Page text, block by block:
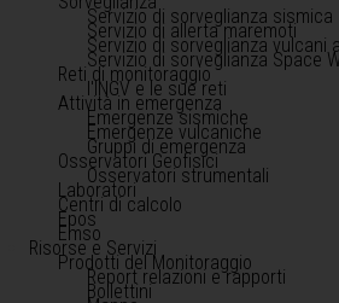
Servizio di sorveglianza sismica
Servizio di allerta maremoti
Servizio di sorveglianza vulcani
Servizio di sorveglianza Space
Reti di monitoraggio
l'INGV e le sue reti
Attività in emergenza
Emergenze sismiche
Emergenze vulcaniche
Gruppi di emergenza
Osservatori Geofisici
Osservatori strumentali
Laboratori
Centri di calcolo
Epos
Emso
Risorse e Servizi
Prodotti del Monitoraggio
Report relazioni e rapporti
Bollettini